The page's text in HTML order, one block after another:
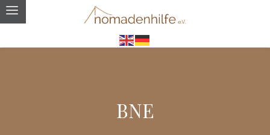
BNE